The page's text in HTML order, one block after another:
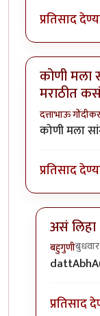
प्रतिसाद
कोणी मला
मराठीत
दत्ताभाऊ गोंदीकर
कोणी मला
प्रतिसाद
असं लिहा
बहुगुणी
In reply
प्रतिसाद